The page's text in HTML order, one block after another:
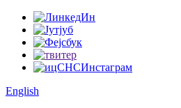
English